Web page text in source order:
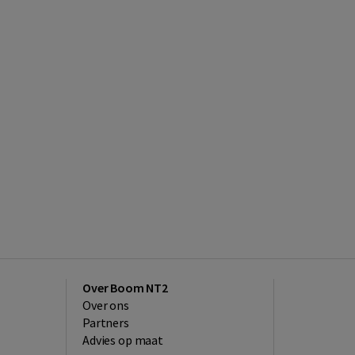
Over Boom NT2
Over ons
Partners
Advies op maat